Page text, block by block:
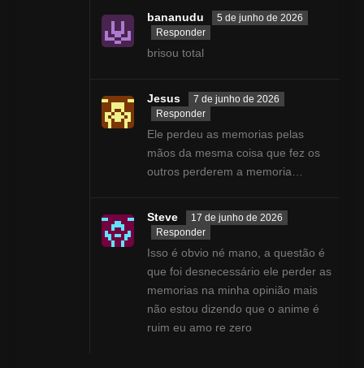
bananudu
5 de junho de 2026
Responder
brisou total
Jesus
7 de junho de 2026
Responder
Ele perdeu as memorias pelas
mãos da mesma coisa que fez os
outros perderem a memoria…
Steve
17 de junho de 2026
Responder
Isso é obvio né mano, a questão é
que foi desnecessário ele perder as
memorias na minha opinião mais
não estou dizendo que o anime é
ruim eu amo re zero